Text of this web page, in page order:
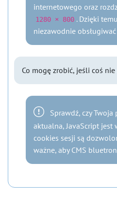
internetowego oraz
1280 × 800 . Dzięki
niezawodnie obsługiwać
Co mogę zrobić, jeśli coś nie
Sprawdź, czy
aktualna, JavaScript jest
cookies sesji są
ważne, aby CMS